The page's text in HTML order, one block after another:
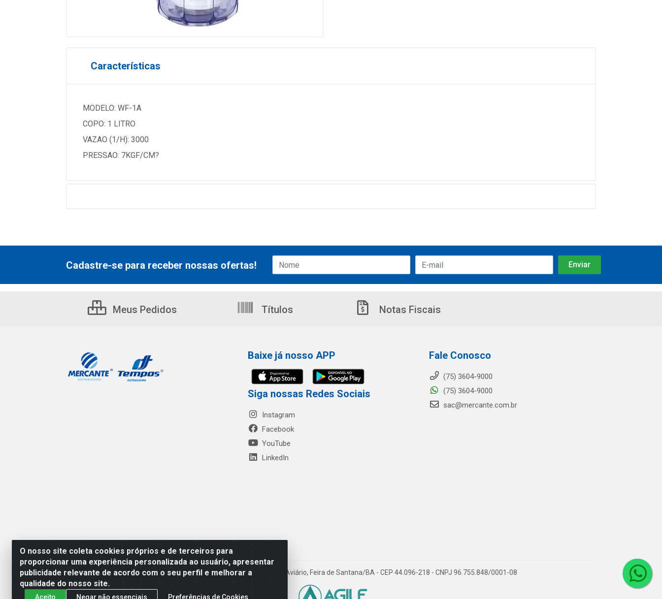
Características
MODELO: WF-1A
COPO: 1 LITRO
VAZAO (1/H): 3000
PRESSAO: 7KGF/CM?
O nosso site coleta cookies próprios e de terceiros para
proporcionar uma experiência personalizada ao usuário, apresentar
publicidade relevante de acordo com o seu perfil e melhorar a
qualidade do nosso site.
Aceito Negar não essenciais Preferências de Cookies
Cadastre-se para receber nossas ofertas!
Meus Pedidos Títulos Notas Fiscais
Baixe já nosso APP
Siga nossas Redes Sociais
Instagram
Facebook
YouTube
LinkedIn
Fale Conosco
(75) 3604-9000
(75) 3604-9000
sac@mercante.com.br
Mercante Distribuidora - Rua Mercante, 699 - Aviário, Feira de Santana/BA - CEP 44.096-218 - CNPJ 96.755.848/0001-08